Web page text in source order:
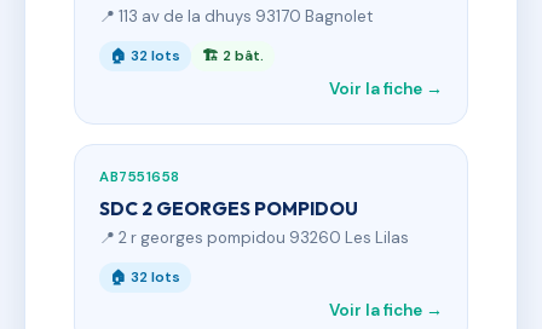
📍 113 av de la dhuys 93170 Bagnolet
🏠 32 lots 🏗 2 bât.
Voir la fiche →
AB7551658
SDC 2 GEORGES POMPIDOU
📍 2 r georges pompidou 93260 Les Lilas
🏠 32 lots
Voir la fiche →